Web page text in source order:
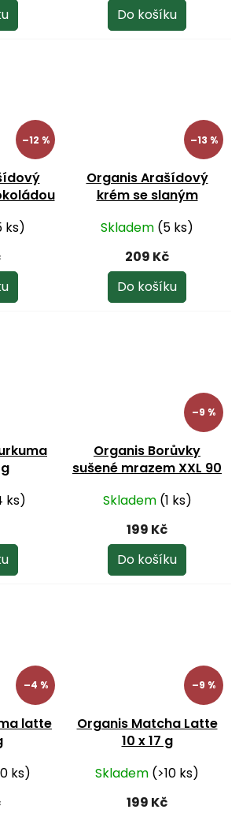
Do košíku
–12 %
ks)
–13 %
Organis Arašídový
krém se slaným
Skladem (5 ks)
209 Kč
Do košíku
ks)
–9 %
Organis Borůvky
sušené mrazem XXL 90
Skladem (1 ks)
199 Kč
Do košíku
–4 %
latte
ks)
–9 %
Organis Matcha Latte
10 x 17 g
Skladem (>10 ks)
199 Kč